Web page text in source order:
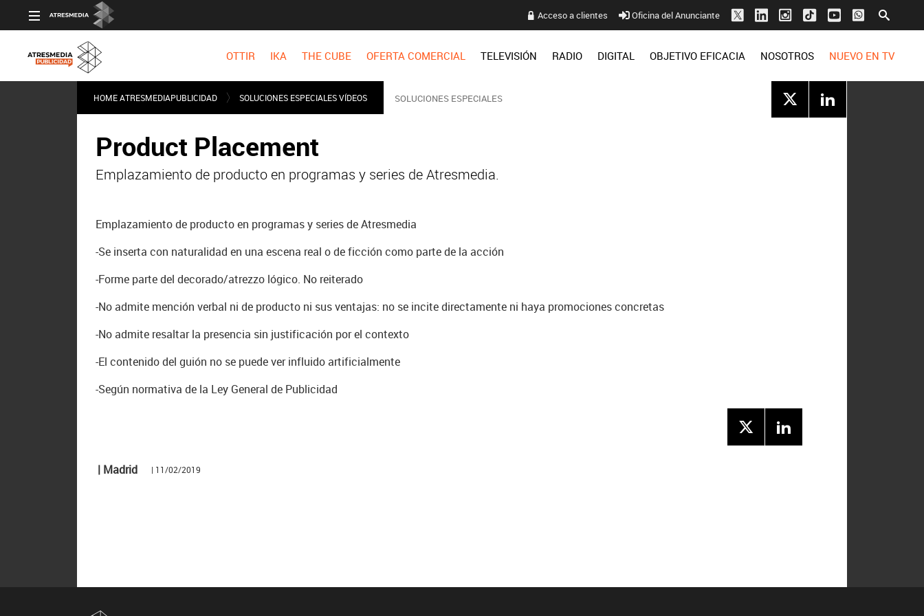
Acceso a clientes Oficina del Anunciante
OTTIR IKA THE CUBE OFERTA COMERCIAL TELEVISIÓN RADIO DIGITAL OBJETIVO EFICACIA NOSOTROS NUEVO EN TV
HOME ATRESMEDIAPUBLICIDAD SOLUCIONES ESPECIALES VÍDEOS SOLUCIONES ESPECIALES
Product Placement
Emplazamiento de producto en programas y series de Atresmedia.
Emplazamiento de producto en programas y series de Atresmedia
-Se inserta con naturalidad en una escena real o de ficción como parte de la acción
-Forme parte del decorado/atrezzo lógico. No reiterado
-No admite mención verbal ni de producto ni sus ventajas: no se incite directamente ni haya promociones concretas
-No admite resaltar la presencia sin justificación por el contexto
-El contenido del guión no se puede ver influido artificialmente
-Según normativa de la Ley General de Publicidad
| Madrid | 11/02/2019